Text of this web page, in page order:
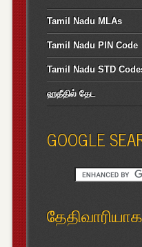
Tamil Nadu MLAs
Tamil Nadu PIN Code
Tamil Nadu STD
ஹதீதில் தேட
GOOGLE